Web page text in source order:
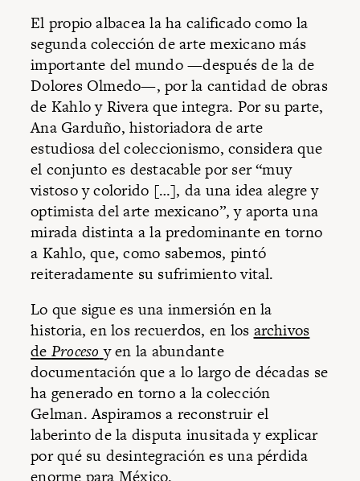
El propio albacea la ha calificado como la
segunda colección de arte mexicano más
importante del mundo —después de la de
Dolores Olmedo—, por la cantidad de obras
de Kahlo y Rivera que integra. Por su parte,
Ana Garduño, historiadora de arte
estudiosa del coleccionismo, considera que
el conjunto es destacable por ser “muy
vistoso y colorido […], da una idea alegre y
optimista del arte mexicano”, y aporta una
mirada distinta a la predominante en torno
a Kahlo, que, como sabemos, pintó
reiteradamente su sufrimiento vital.
Lo que sigue es una inmersión en la
historia, en los recuerdos, en los archivos
de Proceso y en la abundante
documentación que a lo largo de décadas se
ha generado en torno a la colección
Gelman. Aspiramos a reconstruir el
laberinto de la disputa inusitada y explicar
por qué su desintegración es una pérdida
enorme para México.